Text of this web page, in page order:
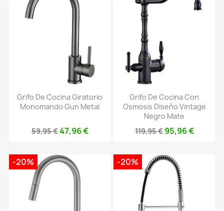
Grifo De Cocina Giratorio
Monomando Gun Metal
59,95 €47,96 €
Grifo De Cocina Con
Osmosis Diseño Vintage
Negro Mate
119,95 € 95,96 €
-20% -20%